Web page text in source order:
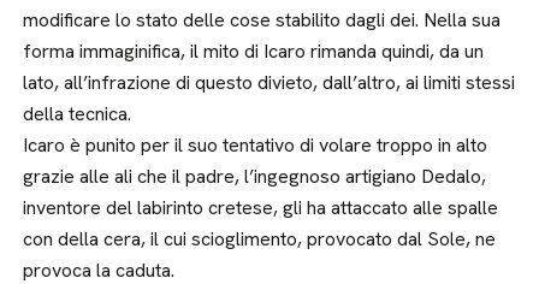
modificare lo stato delle cose stabilito dagli dei. Nella sua
forma immaginifica, il mito di Icaro rimanda quindi, da un
lato, all’infrazione di questo divieto, dall’altro, ai limiti stessi
della tecnica.
Icaro è punito per il suo tentativo di volare troppo in alto
grazie alle ali che il padre, l’ingegnoso artigiano Dedalo,
inventore del labirinto cretese, gli ha attaccato alle spalle
con della cera, il cui scioglimento, provocato dal Sole, ne
provoca la caduta.